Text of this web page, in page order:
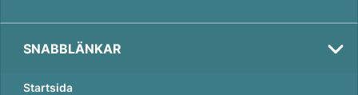
2026
SNABBLÄNKAR
Startsida